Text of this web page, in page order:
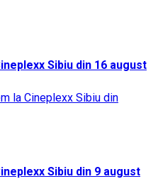
Sibiu din 16 august
Sibiu din 9 august